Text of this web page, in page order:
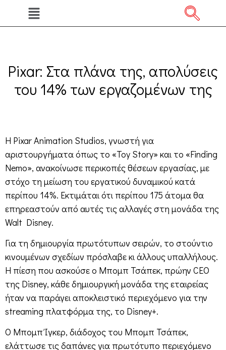
Pixar: Στα πλάνα της, απολύσεις
του 14% των εργαζομένων της
Η Pixar Animation Studios, γνωστή για
αριστουργήματα όπως το «Toy Story» και το «Finding
Nemo», ανακοίνωσε περικοπές θέσεων εργασίας, με
στόχο τη μείωση του εργατικού δυναμικού κατά
περίπου 14%. Εκτιμάται ότι περίπου 175 άτομα θα
επηρεαστούν από αυτές τις αλλαγές στη μονάδα της
Walt Disney.
Για τη δημιουργία πρωτότυπων σειρών, το στούντιο
κινουμένων σχεδίων πρόσλαβε κι άλλους υπαλλήλους.
Η πίεση που ασκούσε ο Μπομπ Τσάπεκ, πρώην CEO
της Disney, κάθε δημιουργική μονάδα της εταιρείας
ήταν να παράγει αποκλειστικό περιεχόμενο για την
streaming πλατφόρμα της, το Disney+.
Ο Μπομπ Ίγκερ, διάδοχος του Μπομπ Τσάπεκ,
ελάττωσε τις δαπάνες για πρωτότυπο περιεχόμενο